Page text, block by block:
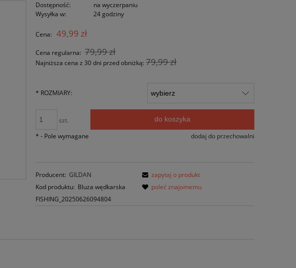
Dostępność:
na wyczerpaniu
Wysyłka w:
24 godziny
Cena: 49,99 zł
Cena regularna: 79,99 zł
Najniższa cena z 30 dni przed obniżką:79,99 zł
* ROZMIARY:
szt. do koszyka
dodaj do przechowalni
* - Pole wymagane
Producent: GILDAN
Kod produktu: Bluza wędkarska
FISHING_20250626094804
zapytaj o produkt
poleć znajomemu